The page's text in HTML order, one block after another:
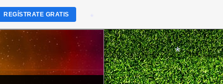
REGÍSTRATE GRATIS
*
*